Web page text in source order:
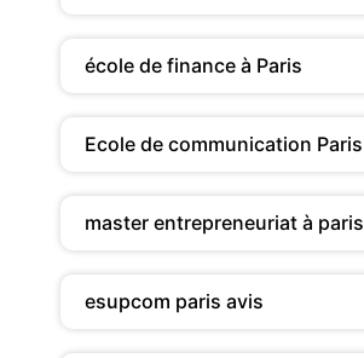
école de finance à Paris
Ecole de communication Paris
master entrepreneuriat à paris
esupcom paris avis